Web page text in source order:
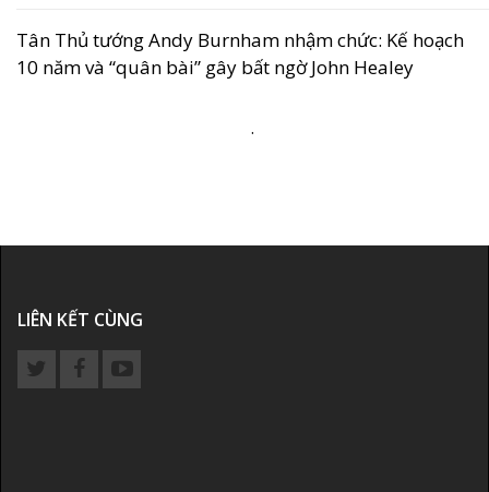
Tân Thủ tướng Andy Burnham nhậm chức: Kế hoạch
10 năm và “quân bài” gây bất ngờ John Healey
.
LIÊN KẾT CÙNG